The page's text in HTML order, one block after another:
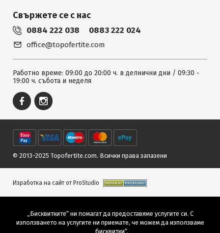
Свържете се с нас
0884 222 038 0883 222 024
office@topofertite.com
Работно време: 09:00 до 20:00 ч. в делнични дни / 09:30 -
19:00 ч. събота и неделя
© 2013-2025 Topofertite.com. Всички права запазени
Изработка на сайт от ProStudio
„Бисквитките“ ни помагат да предоставяме услугите си. С
използването на услугите ни приемате, че можем да използваме
„бисквитки“.